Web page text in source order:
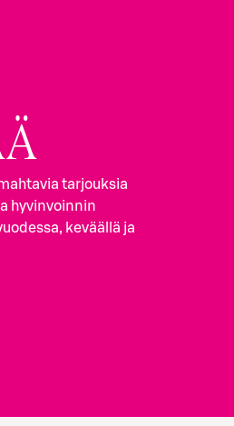
tarjouksia
hyvinvoinnin
keväällä ja